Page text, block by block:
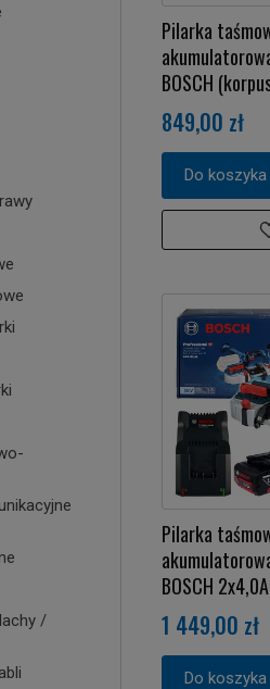
Pilarka
BOSCH
849,00 zł
Do koszyka
Pilarka
BOSCH
1 449,00 zł
Do koszyka
/